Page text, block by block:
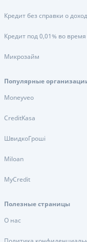
Кредит без справки о
Кредит под 0,01% во
Микрозайм
Популярные
Moneyveo
CreditKasa
ШвидкоГроші
Miloan
MyCredit
Полезные страницы
О нас